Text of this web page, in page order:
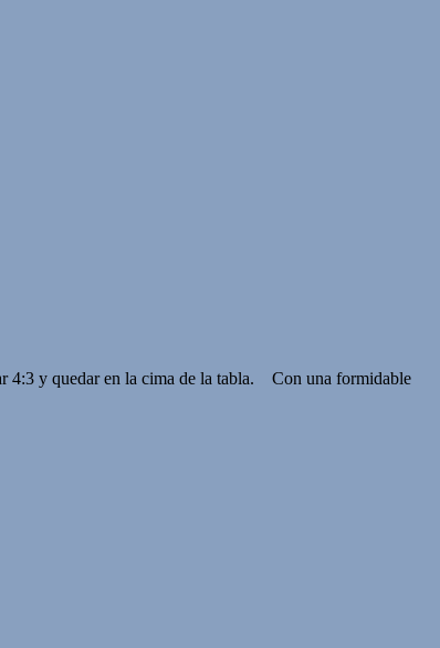
4:3 y quedar en la cima de la tabla. Con una formidable